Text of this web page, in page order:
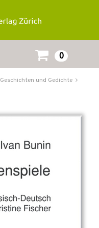
0
Geschichten und Gedichte